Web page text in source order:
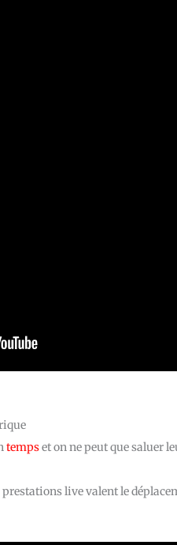
tempset on ne peut que saluer
live valent le